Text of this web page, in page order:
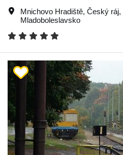
Mnichovo Hradiště, Český ráj,
Mladoboleslavsko